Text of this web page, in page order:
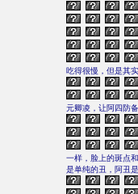
吃得很慢，但是其
元卿凌，让阿四防
一样，脸上的斑点
是单纯的丑，阿丑